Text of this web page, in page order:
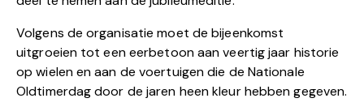
Volgens de organisatie moet de bijeenkomst
uitgroeien tot een eerbetoon aan veertig jaar historie
op wielen en aan de voertuigen die de Nationale
Oldtimerdag door de jaren heen kleur hebben gegeven.